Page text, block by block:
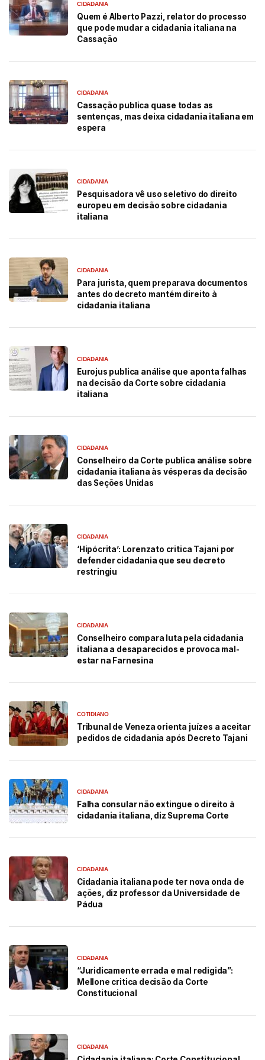
CIDADANIA
Quem é Alberto Pazzi, relator do processo
que pode mudar a cidadania italiana na
Cassação
CIDADANIA
Cassação publica quase todas as
sentenças, mas deixa cidadania italiana em
espera
CIDADANIA
Pesquisadora vê uso seletivo do direito
europeu em decisão sobre cidadania
italiana
CIDADANIA
Para jurista, quem preparava documentos
antes do decreto mantém direito à
cidadania italiana
CIDADANIA
Eurojus publica análise que aponta falhas
na decisão da Corte sobre cidadania
italiana
CIDADANIA
Conselheiro da Corte publica análise sobre
cidadania italiana às vésperas da decisão
das Seções Unidas
CIDADANIA
‘Hipócrita’: Lorenzato critica Tajani por
defender cidadania que seu decreto
restringiu
CIDADANIA
Conselheiro compara luta pela cidadania
italiana a desaparecidos e provoca mal-
estar na Farnesina
COTIDIANO
Tribunal de Veneza orienta juízes a aceitar
pedidos de cidadania após Decreto Tajani
CIDADANIA
Falha consular não extingue o direito à
cidadania italiana, diz Suprema Corte
CIDADANIA
Cidadania italiana pode ter nova onda de
ações, diz professor da Universidade de
Pádua
CIDADANIA
“Juridicamente errada e mal redigida”:
Mellone critica decisão da Corte
Constitucional
CIDADANIA